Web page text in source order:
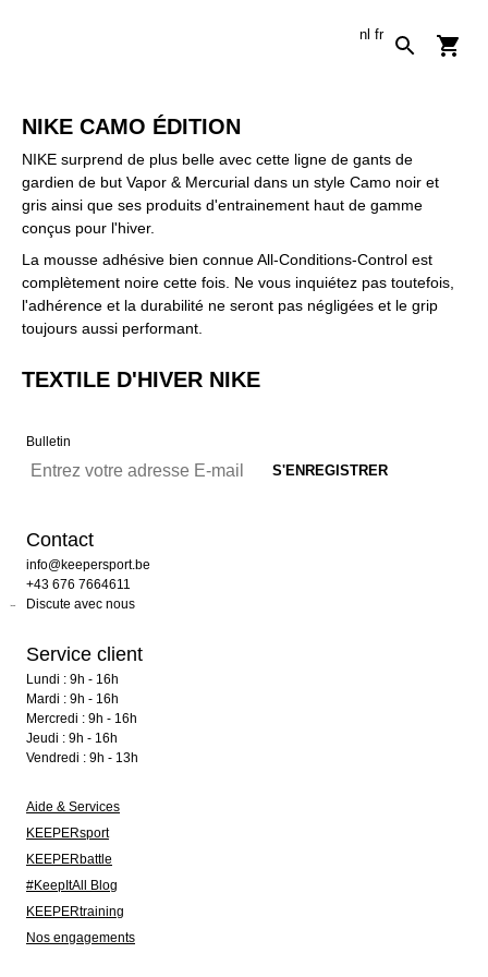
nl fr
NIKE CAMO ÉDITION
NIKE surprend de plus belle avec cette ligne de gants de
gardien de but Vapor & Mercurial dans un style Camo noir et
gris ainsi que ses produits d'entrainement haut de gamme
conçus pour l'hiver.
La mousse adhésive bien connue All-Conditions-Control est
complètement noire cette fois. Ne vous inquiétez pas toutefois,
l'adhérence et la durabilité ne seront pas négligées et le grip
toujours aussi performant.
TEXTILE D'HIVER NIKE
Bulletin
Contact
info@keepersport.be
+43 676 7664611
Discute avec nous
Service client
Lundi : 9h - 16h
Mardi : 9h - 16h
Mercredi : 9h - 16h
Jeudi : 9h - 16h
Vendredi : 9h - 13h
Aide & Services
KEEPERsport
KEEPERbattle
#KeepItAll Blog
KEEPERtraining
Nos engagements